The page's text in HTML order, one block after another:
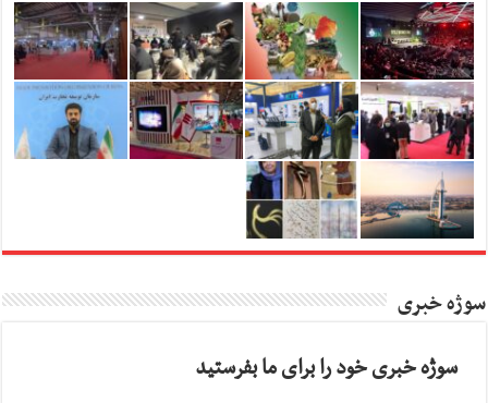
سوژه خبری
سوژه خبری خود را برای ما بفرستید